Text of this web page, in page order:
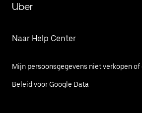
Uber
Naar Help Center
Mijn persoonsgegevens niet verkopen of
Beleid voor Google Data